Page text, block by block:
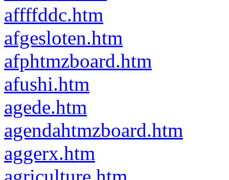
affffddc.htm
afgesloten.htm
afphtmzboard.htm
afushi.htm
agede.htm
agendahtmzboard.htm
aggerx.htm